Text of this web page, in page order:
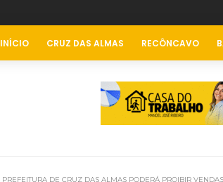
INÍCIO CRUZ DAS ALMAS RECÔNCAVO
PREFEITURA DE CRUZ DAS ALMAS PODERÁ PROIBIR